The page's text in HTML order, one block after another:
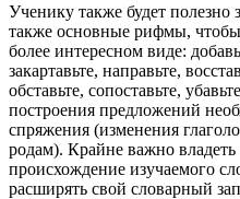
Ученику также будет полезно
также основные рифмы,
более интересном виде:
закартавьте, направьте,
обставьте, сопоставьте,
построения предложений
спряжения (изменения
родам). Крайне важно
происхождение изучаемого
расширять свой словарный